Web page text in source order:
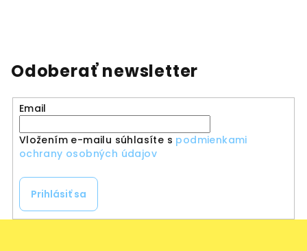
Odoberať newsletter
Email
Vložením e-mailu súhlasíte s podmienkami
ochrany osobných údajov
Prihlásiť sa